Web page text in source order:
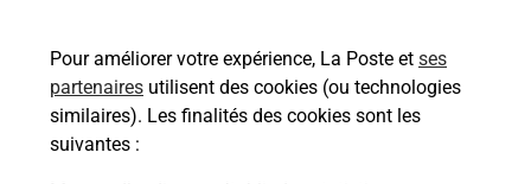
Pour améliorer votre expérience, La Poste et ses
partenaires utilisent des cookies (ou technologies
similaires). Les finalités des cookies sont les
suivantes :
Malin !